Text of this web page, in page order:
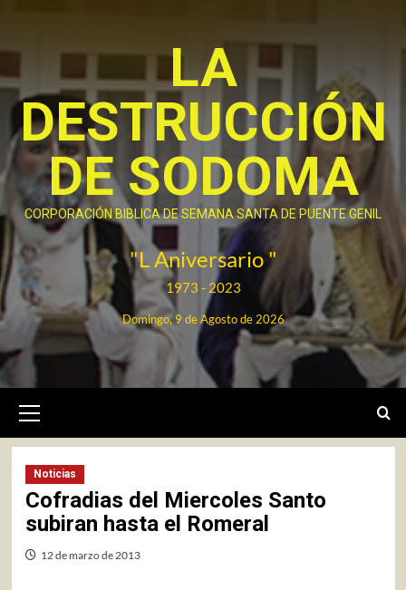
contenido
LA
DESTRUCCIÓN
DE SODOMA
CORPORACIÓN BIBLICA DE SEMANA SANTA DE PUENTE GENIL
"L Aniversario "
1973 - 2023
Domingo, 9 de Agosto de 2026
primario
Noticias
Cofradias del Miercoles Santo
subiran hasta el Romeral
12 de marzo de 2013